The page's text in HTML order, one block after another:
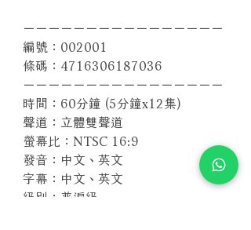
－－－－－－－－－－－－－－－－
編號：002001
條碼：4716306187036
－－－－－－－－－－－－－－－－
時間：60分鐘 (5分鐘x12集)
聲道：立體雙聲道
螢幕比：NTSC 16:9
發音：中文、英文
字幕：中文、英文
級別：普遍級